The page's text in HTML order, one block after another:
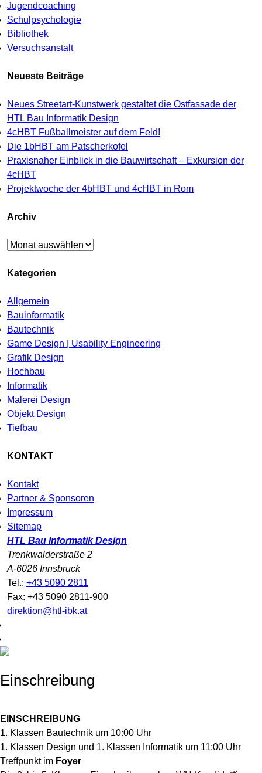
Jugendcoaching
Schulpsychologie
Bibliothek
Versuchsanstalt
Neueste Beiträge
Neues Streetart-Kunstwerk gestaltet die Ostfassade der
HTL Bau Informatik Design
4cHBT Fußballmeister auf dem Feld!
Die 1bHBT am Patscherkofel
Praxisnaher Einblick in die Bauwirtschaft – Exkursion der
4cHBT
Projektwoche der 4bHBT und 4cHBT in Rom
Archiv
Archiv
Kategorien
Allgemein
Bauinformatik
Bautechnik
Game Design | Usability Engineering
Grafik Design
Hochbau
Informatik
Malerei Design
Objekt Design
Tiefbau
KONTAKT
Kontakt
Partner & Sponsoren
Impressum
Sitemap
HTL Bau Informatik Design
Trenkwalderstraße 2
A-6026 Innsbruck
Tel.: +43 5090 2811
Fax: +43 5090 2811-900
direktion@htl-ibk.at
Einschreibung
EINSCHREIBUNG
1. Klassen Bautechnik um 10:00 Uhr
1. Klassen Design und 1. Klassen Informatik um 11:00 Uhr
Treffpunkt im Foyer